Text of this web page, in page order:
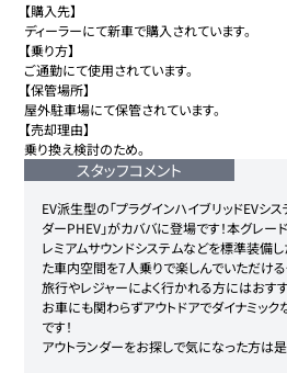
【購入先】
ディーラーにて新車で購入されています。
【乗り方】
ご通勤にて使用されています。
【保管場所】
屋外駐車場にて保管されています。
【売却理由】
乗り換え検討のため。
スタッフコメント
EV派生型の「プラグインハイブリッドEVシス
ダーPHEV」がカババに登場です！本グレ
レミアムサウンドシステムなどを標準装備し
た車内空間を7人乗りで楽しんでいただけ
旅行やレジャーによく行かれる方にはおす
お車にも関わらずアウトドアでダイナミッ
です！
アウトランダーをお探しで気になった方は